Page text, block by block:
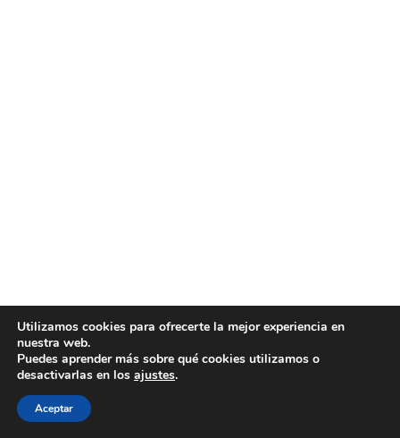
Utilizamos cookies para ofrecerte la mejor experiencia en
nuestra web.
Puedes aprender más sobre qué cookies utilizamos o
desactivarlas en los ajustes.
Aceptar